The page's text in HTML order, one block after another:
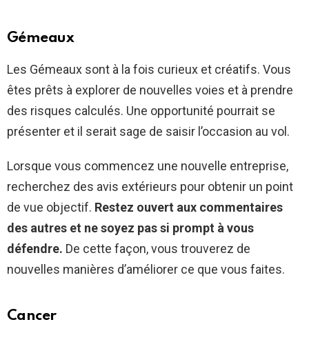
Gémeaux
Les Gémeaux sont à la fois curieux et créatifs. Vous
êtes prêts à explorer de nouvelles voies et à prendre
des risques calculés. Une opportunité pourrait se
présenter et il serait sage de saisir l’occasion au vol.
Lorsque vous commencez une nouvelle entreprise,
recherchez des avis extérieurs pour obtenir un point
de vue objectif. Restez ouvert aux commentaires
des autres et ne soyez pas si prompt à vous
défendre. De cette façon, vous trouverez de
nouvelles manières d’améliorer ce que vous faites.
Cancer